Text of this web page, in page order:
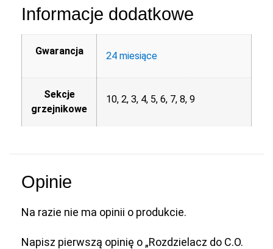
Informacje dodatkowe
Gwarancja 24 miesiące
Sekcje
grzejnikowe
10, 2, 3, 4, 5, 6, 7, 8, 9
Opinie
Na razie nie ma opinii o produkcie.
Napisz pierwszą opinię o „Rozdzielacz do C.O.